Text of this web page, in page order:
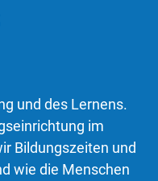
und des Lernens.
im
Bildungszeiten und
wie die Menschen